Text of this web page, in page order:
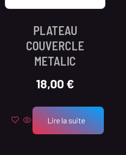
PLATEAU
COUVERCLE
METALIC
18,00 €
Lire la suite